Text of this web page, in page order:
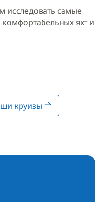
исследовать самые
яхт и
круизы